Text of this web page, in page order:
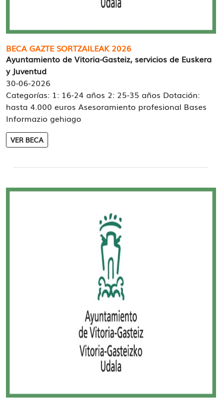
BECA GAZTE SORTZAILEAK 2026
Ayuntamiento de Vitoria-Gasteiz, servicios de Euskera
y Juventud
30-06-2026
Categorías: 1: 16-24 años 2: 25-35 años Dotación:
hasta 4.000 euros Asesoramiento profesional Bases
Informazio gehiago
VER BECA